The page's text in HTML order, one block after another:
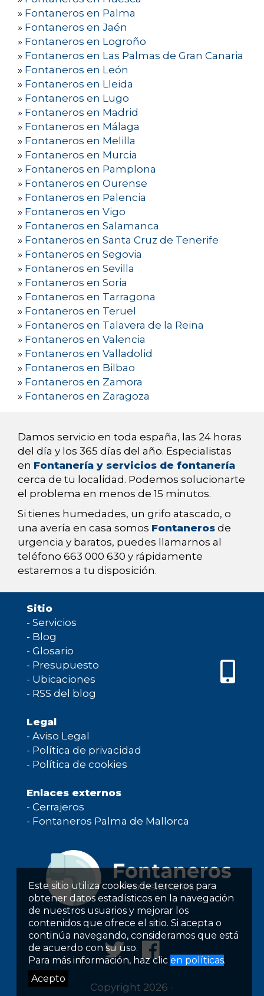
Este sitio utiliza cookies de terceros para
obtener datos estadísticos en la navegación
de nuestros usuarios y mejorar los
contenidos que ofrece el sitio. Si acepta o
continúa navegando, consideramos que está
de acuerdo con su uso.
Para más información, haz clic en políticas.
Acepto
» Fontaneros en Palma
» Fontaneros en Jaén
» Fontaneros en Logroño
» Fontaneros en Las Palmas de Gran Canaria
» Fontaneros en León
» Fontaneros en Lleida
» Fontaneros en Lugo
» Fontaneros en Madrid
» Fontaneros en Málaga
» Fontaneros en Melilla
» Fontaneros en Murcia
» Fontaneros en Pamplona
» Fontaneros en Ourense
» Fontaneros en Palencia
» Fontaneros en Vigo
» Fontaneros en Salamanca
» Fontaneros en Santa Cruz de Tenerife
» Fontaneros en Segovia
» Fontaneros en Sevilla
» Fontaneros en Soria
» Fontaneros en Tarragona
» Fontaneros en Teruel
» Fontaneros en Talavera de la Reina
» Fontaneros en Valencia
» Fontaneros en Valladolid
» Fontaneros en Bilbao
» Fontaneros en Zamora
» Fontaneros en Zaragoza
Damos servicio en toda españa, las 24 horas
del día y los 365 días del año. Especialistas
en Fontanería y servicios de fontanería
cerca de tu localidad. Podemos solucionarte
el problema en menos de 15 minutos.
Si tienes humedades, un grifo atascado, o
una avería en casa somos Fontaneros de
urgencia y baratos, puedes llamarnos al
teléfono 663 000 630 y rápidamente
estaremos a tu disposición.
Sitio
- Servicios
- Blog
- Glosario
- Presupuesto
- Ubicaciones
- RSS del blog
Legal
- Aviso Legal
- Política de privacidad
- Política de cookies
Enlaces externos
- Cerrajeros
- Fontaneros Palma de Mallorca
Copyright 2026 -